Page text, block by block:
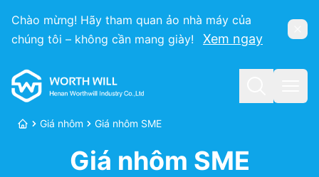
Chào mừng! Hãy tham quan ảo nhà máy của
chúng tôi – không cần mang giày!
Xem ngay
Bỏ
Worthwill
Trang chủ
Giá nhôm Giá nhôm SME
Giá nhôm SME